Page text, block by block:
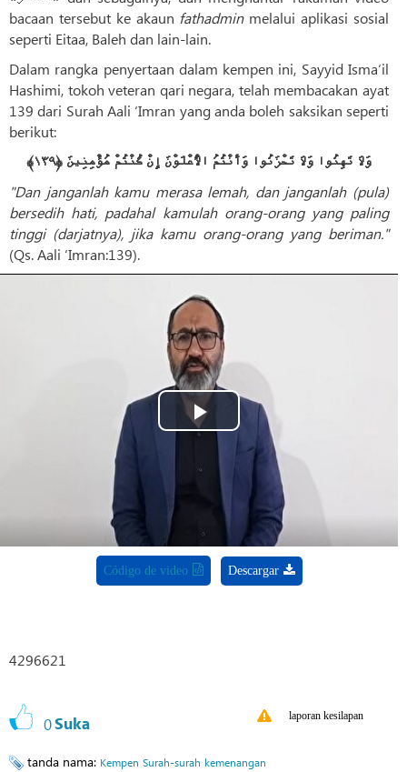
bacaan tersebut ke akaun fathadminmelalui aplikasi sosial
seperti Eitaa, Baleh dan lain-lain.
Dalam rangka penyertaan dalam kempen ini, Sayyid Isma‘il
Hashimi, tokoh veteran qari negara, telah membacakan ayat
139 dari Surah Aali ‘Imran yang anda boleh saksikan seperti
berikut:
وَلَا تَهِنُوا وَلَا تَحْزَنُوا وَأَنْتُمُ الْأَعْلَوْنَ إِنْ كُنْتُمْ مُؤْمِنِينَ ﴿١٣٩﴾
"Dan janganlah kamu merasa lemah, dan janganlah (pula)
bersedih hati, padahal kamulah orang-orang yang paling
tinggi (darjatnya), jika kamu orang-orang yang beriman."
(Qs. Aali ‘Imran:139).
Play
Video
Código de video Descargar
4296621
0Suka laporan kesilapan
tanda nama: Kempen Surah-surah kemenangan